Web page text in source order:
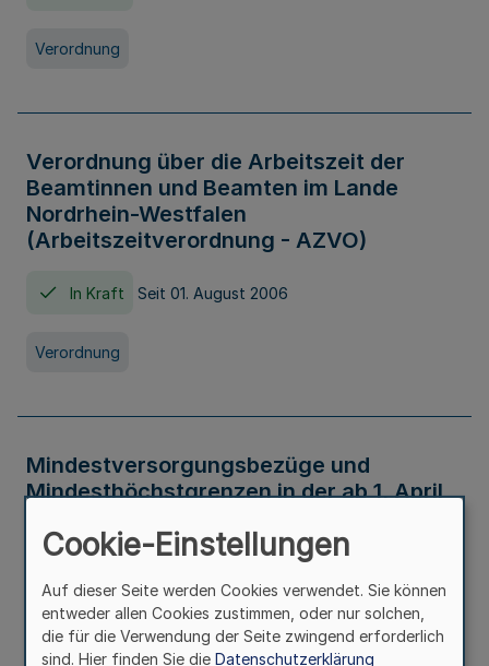
Verordnung
Verordnung über die Arbeitszeit der
Beamtinnen und Beamten im Lande
Nordrhein-Westfalen
(Arbeitszeitverordnung - AZVO)
In Kraft Seit 01. August 2006
Verordnung
Mindestversorgungsbezüge und
Mindesthöchstgrenzen in der ab 1. April
Verwaltungsvorschrift
Cookie-Einstellungen
Auf dieser Seite werden Cookies verwendet. Sie können
entweder allen Cookies zustimmen, oder nur solchen,
die für die Verwendung der Seite zwingend erforderlich
sind. Hier finden Sie die Datenschutzerklärung